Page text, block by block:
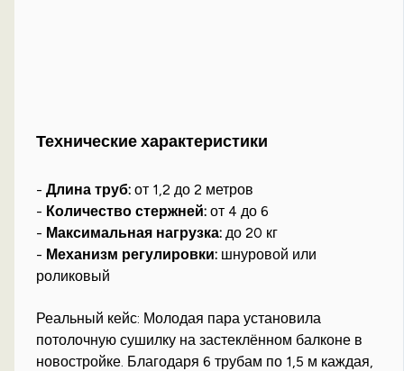
Технические характеристики
-Длина труб: от 1,2 до 2 метров
- Количество стержней: от 4 до 6
- Максимальная нагрузка: до 20 кг
- Механизм регулировки: шнуровой или
роликовый
Реальный кейс: Молодая пара установила
потолочную сушилку на застеклённом балконе в
новостройке. Благодаря 6 трубам по 1,5 м каждая,